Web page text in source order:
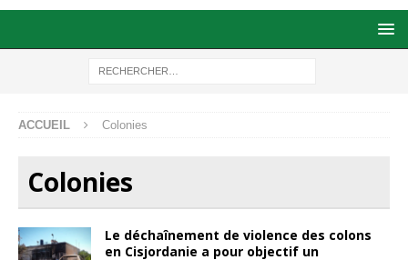
ACCUEIL Colonies
Colonies
Le déchaînement de violence des colons
en Cisjordanie a pour objectif un